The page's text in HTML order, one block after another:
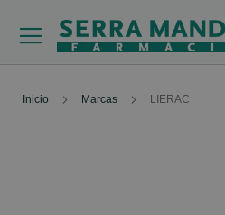
Inicio Marcas LIERAC